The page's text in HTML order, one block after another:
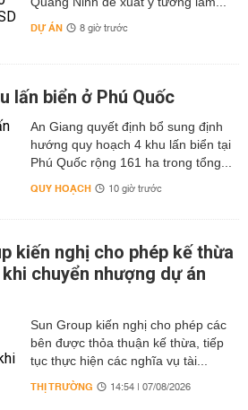
DỰ ÁN 8 giờ trước
lấn biển ở Phú Quốc
An Giang quyết định bổ sung định
hướng quy hoạch 4 khu lấn biển tại
Phú Quốc rộng 161 ha trong tổng...
QUY HOẠCH 10 giờ trước
kiến nghị cho phép kế thừa
chuyển nhượng dự án
Sun Group kiến nghị cho phép các
bên được thỏa thuận kế thừa, tiếp
tục thực hiện các nghĩa vụ tài...
THỊ TRƯỜNG 14:54 | 07/08/2026